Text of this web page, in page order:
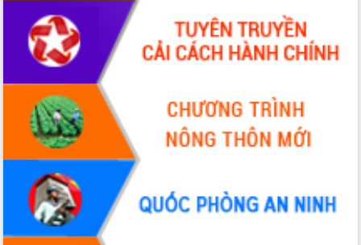
UBND tỉnh Đắk Lắk triển khai công tác
quốc phòng, quân sự địa phương năm
2026
Đắk Lắk tập trung toàn lực khắc phục
tồn tại IUU, sẵn sàng làm việc với
Đoàn thanh tra EC
Chủ tịch UBND tỉnh Tạ Anh Tuấn thăm,
chúc mừng các bệnh viện nhân Ngày
Thầy thuốc Việt Nam
Rộn ràng lễ hội truyền thống Sông
nước Đà Nông lần thứ I năm 2026
Kỳ họp Chuyên đề lần thứ Năm, HĐND
tỉnh Đắk Lắk thông qua các nghị quyết
quan trọng